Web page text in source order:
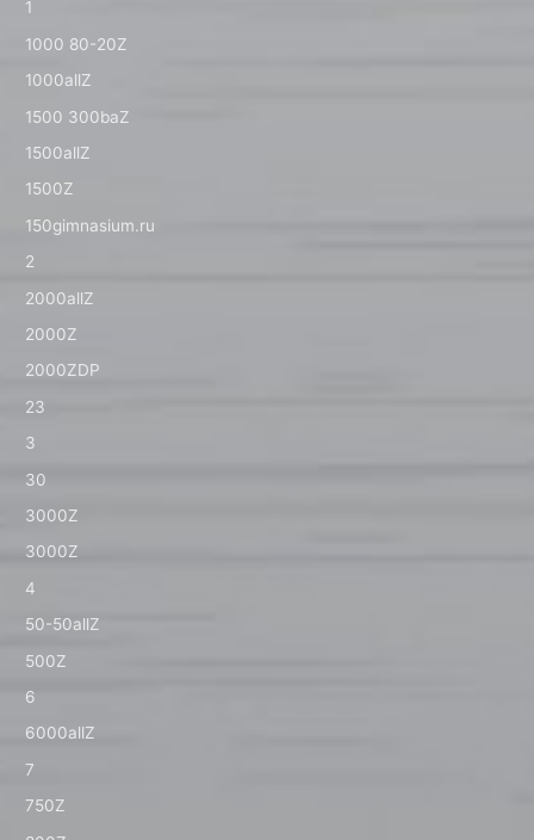
1
1000 80-20Z
1000allZ
1500 300baZ
1500allZ
1500Z
150gimnasium.ru
2
2000allZ
2000Z
2000ZDP
23
3
30
3000Z
3000Z
4
50-50allZ
500Z
6
6000allZ
7
750Z